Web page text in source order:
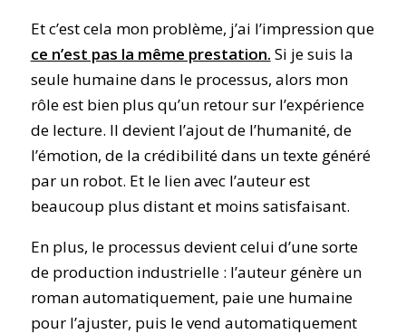
Et c’est cela mon problème, j’ai l’impression que
ce n’est pas la même prestation. Si je suis la
seule humaine dans le processus, alors mon
rôle est bien plus qu’un retour sur l’expérience
de lecture. Il devient l’ajout de l’humanité, de
l’émotion, de la crédibilité dans un texte généré
par un robot. Et le lien avec l’auteur est
beaucoup plus distant et moins satisfaisant.
En plus, le processus devient celui d’une sorte
de production industrielle : l’auteur génère un
roman automatiquement, paie une humaine
pour l’ajuster, puis le vend automatiquement